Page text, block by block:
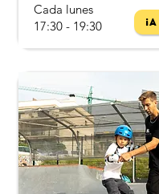
Cada lunes
17:30 - 19:30
​